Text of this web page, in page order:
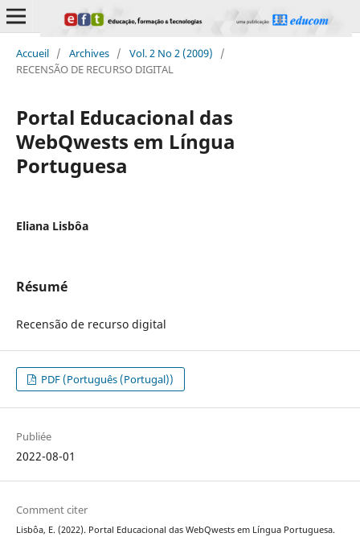
Accueil / Archives / Vol. 2 No 2 (2009)
/
RECENSÃO DE RECURSO DIGITAL
Portal Educacional das
WebQwests em Língua
Portuguesa
Eliana Lisbôa
Résumé
Recensão de recurso digital
PDF (Português (Portugal))
Publiée
2022-08-01
Comment citer
Lisbôa, E. (2022). Portal Educacional das WebQwests em Língua Portuguesa.